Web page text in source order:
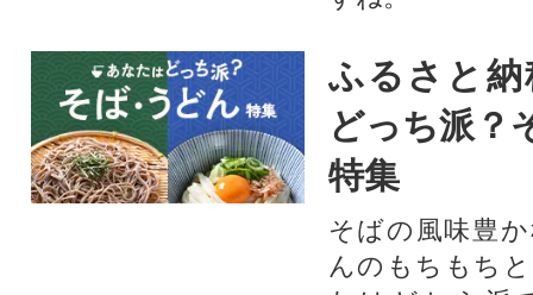
ふるさと
どっち派？
特集
そばの風味豊
んのもちもち